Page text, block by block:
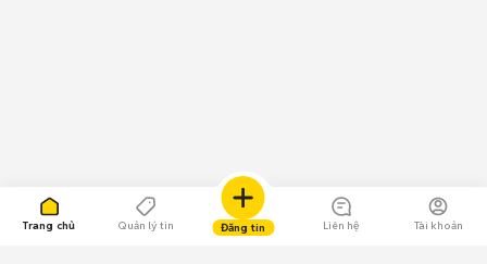
Trang chủ Quản lý tin Đăng tin Liên hệ Tài khoản